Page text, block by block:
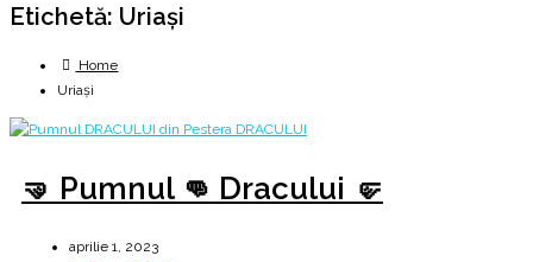
Etichetă: Uriași
Home
Uriași
🤜 Pumnul 👊 Dracului 🤛
aprilie 1, 2023